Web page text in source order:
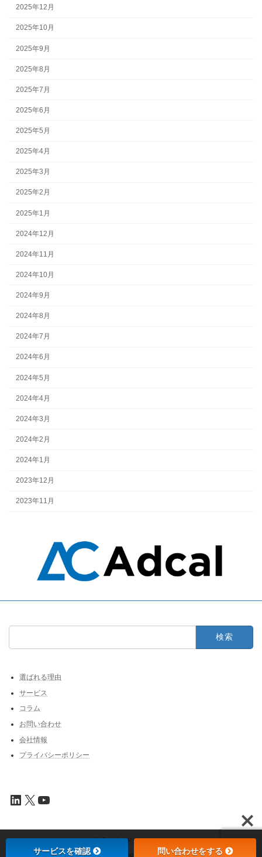
2025年12月
2025年10月
2025年9月
2025年8月
2025年7月
2025年6月
2025年5月
2025年4月
2025年3月
2025年2月
2025年1月
2024年12月
2024年11月
2024年10月
2024年9月
2024年8月
2024年7月
2024年6月
2024年5月
2024年4月
2024年3月
2024年2月
2024年1月
2023年12月
2023年11月
検
選ばれる理由
サービス
コラム
お問い合わせ
会社情報
プライバシーポリシー
LinkedIn
X YouTube
Copyright © 株式会社アドカル All Rights Reserved.
Powered byWordPress by Vektor,Inc. technology.
サービスを確認 問い合わせをする